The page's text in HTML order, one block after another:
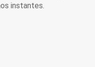
instantes.